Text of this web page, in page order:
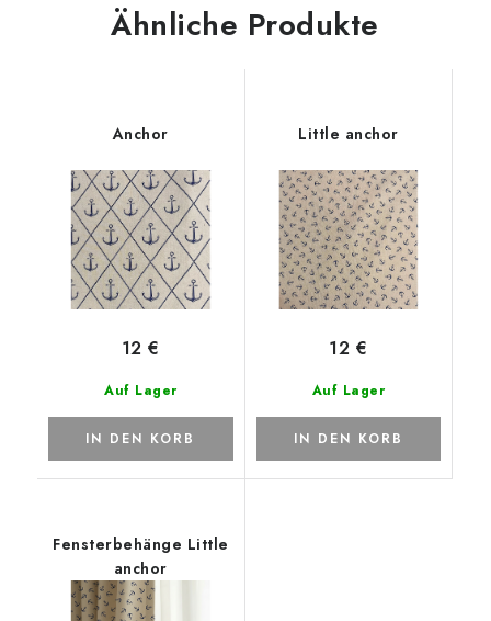
Ähnliche Produkte
Anchor
Auf Lager
12 €
IN DEN KORB
Little anchor
Auf Lager
12 €
IN DEN KORB
Fensterbehänge Little
anchor